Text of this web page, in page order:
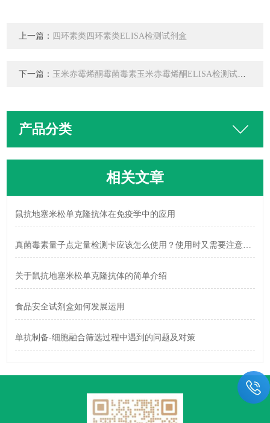
上一篇： 四环素类四环素类ELISA检测试剂盒
下一篇： 玉米赤霉烯酮霉菌毒素玉米赤霉烯酮ELISA检测试剂盒
产品分类
相关文章
鼠抗地塞米松单克隆抗体在免疫学中的应用
真菌毒素量子点定量检测卡应该怎么使用？使用时又需要注意什么？
关于鼠抗地塞米松单克隆抗体的简单介绍
食品安全试剂盒如何发展运用
单抗制备-细胞融合筛选过程中遇到的问题及对策